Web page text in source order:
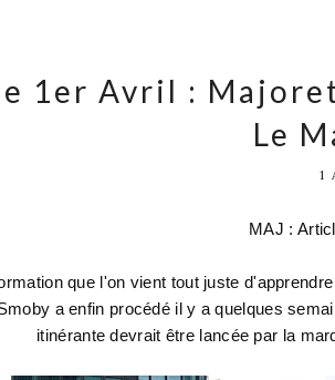
1er Avril :
Le
1
MAJ :
que l'on vient tout juste
a enfin procédé il y a quelques
itinérante devrait être lancée par la